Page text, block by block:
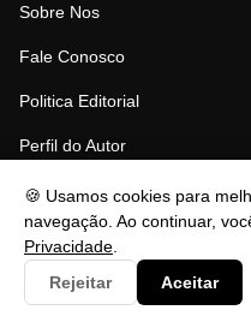
🍪 Usamos cookies para
navegação. Ao continuar,
Privacidade
Rejeitar
Aceitar
Sobre Nos
Fale Conosco
Politica Editorial
Perfil do Autor
© 2026 MDBF.
Responsável: Stéfano